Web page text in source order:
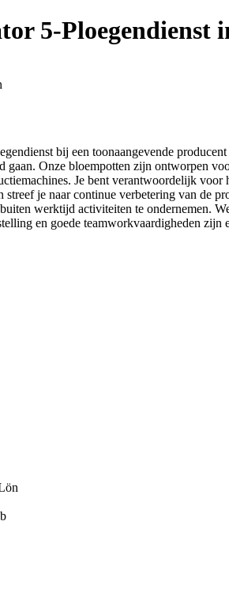
5-
bij een toonaangevende
gaan. Onze bloempotten zijn ontworpen
Je bent verantwoordelijk
streef je naar continue verbetering van de
werktijd activiteiten te ondernemen.
en goede teamworkvaardigheden zijn